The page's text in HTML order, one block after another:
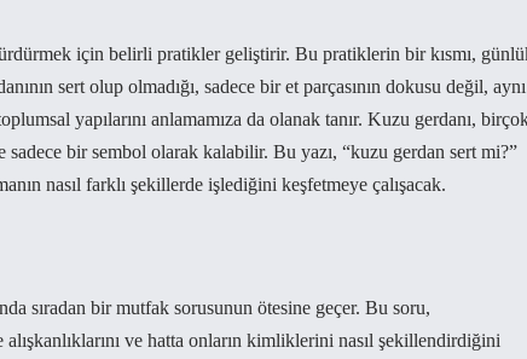
için belirli pratikler geliştirir. Bu pratiklerin bir kısmı,
sert olup olmadığı, sadece bir et parçasının dokusu değil, aynı
yapılarını anlamamıza da olanak tanır. Kuzu gerdanı,
bir sembol olarak kalabilir. Bu yazı, “kuzu gerdan sert mi?”
nasıl farklı şekillerde işlediğini keşfetmeye çalışacak.
sıradan bir mutfak sorusunun ötesine geçer. Bu soru,
ve hatta onların kimliklerini nasıl şekillendirdiğini